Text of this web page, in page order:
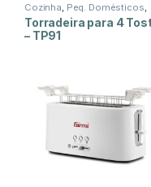
Cozinha Peq. Domésticos
Torradeiras
Torradeira para 4
– TP91